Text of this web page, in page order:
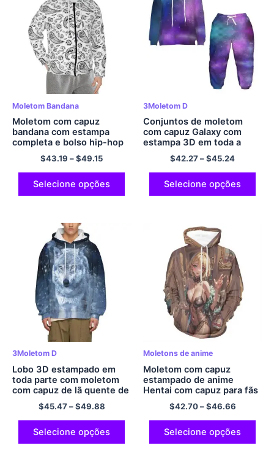
Moletom Bandana
Moletom com capuz
bandana com estampa
completa e bolso hip-hop
moletom unissex de
poliéster
$43.19 –$49.15
Selecione opções
3Moletom D
Conjuntos de moletom
com capuz Galaxy com
estampa 3D em toda a
peça e calças para crianças
$42.27–$45.24
Selecione opções
3Moletom D
Lobo 3D estampado em
toda parte com moletom
com capuz de lã quente de
neve Conforto Casual
Mangas Compridas
Moletom
$45.47–$49.88
Selecione opções
Moletons de anime
Moletom com capuz
estampado de anime
Hentai com capuz para fãs
de anime com capuz
moletom de poliéster
pulôver com capuz
$42.70–$46.66
Selecione opções